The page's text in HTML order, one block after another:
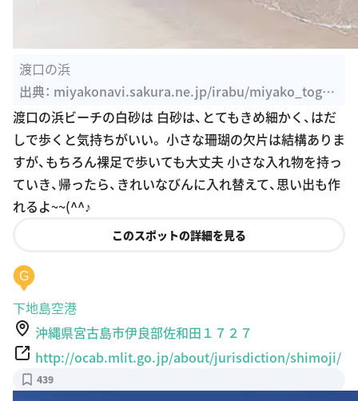
渡口の浜
出典： miyakonavi.sakura.ne.jp/irabu/miyako_toguc
hi.html
渡口の浜ビーチの白砂は 白砂は、とてもきめ細かく、はだ
しで歩くと気持ちがいい。 小さな珊瑚の欠片は結構ありま
すが、もちろん裸足で歩いても大丈夫 小さな入れ物を持っ
ていき、帰ったら、きれいなびんに入れ替えて、思い出も作
れるよ~~(^^♪
このスポットの詳細を見る
G
下地島空港
沖縄県宮古島市伊良部佐和田１７２７
http://ocab.mlit.go.jp/about/jurisdiction/shimoji/
439